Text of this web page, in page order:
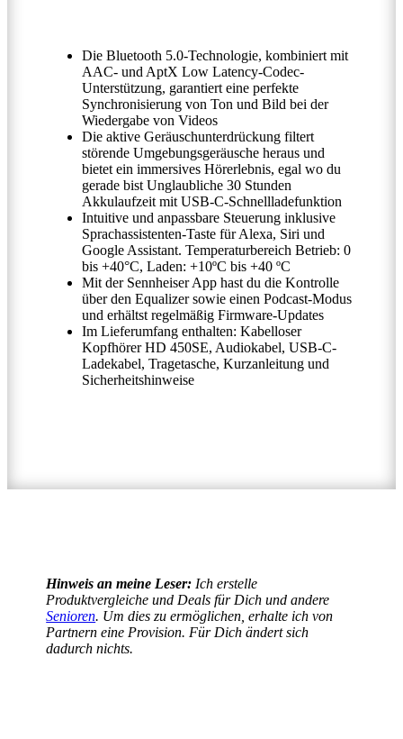
Die Bluetooth 5.0-Technologie, kombiniert mit
AAC- und AptX Low Latency-Codec-
Unterstützung, garantiert eine perfekte
Synchronisierung von Ton und Bild bei der
Wiedergabe von Videos
Die aktive Geräuschunterdrückung filtert
störende Umgebungsgeräusche heraus und
bietet ein immersives Hörerlebnis, egal wo du
gerade bist Unglaubliche 30 Stunden
Akkulaufzeit mit USB-C-Schnellladefunktion
Intuitive und anpassbare Steuerung inklusive
Sprachassistenten-Taste für Alexa, Siri und
Google Assistant. Temperaturbereich Betrieb: 0
bis +40°C, Laden: +10ºC bis +40 ºC
Mit der Sennheiser App hast du die Kontrolle
über den Equalizer sowie einen Podcast-Modus
und erhältst regelmäßig Firmware-Updates
Im Lieferumfang enthalten: Kabelloser
Kopfhörer HD 450SE, Audiokabel, USB-C-
Ladekabel, Tragetasche, Kurzanleitung und
Sicherheitshinweise
Hinweis an meine Leser: Ich erstelle
Produktvergleiche und Deals für Dich und andere
Senioren. Um dies zu ermöglichen, erhalte ich von
Partnern eine Provision. Für Dich ändert sich
dadurch nichts.